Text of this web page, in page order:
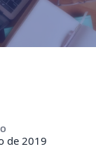
de 2019